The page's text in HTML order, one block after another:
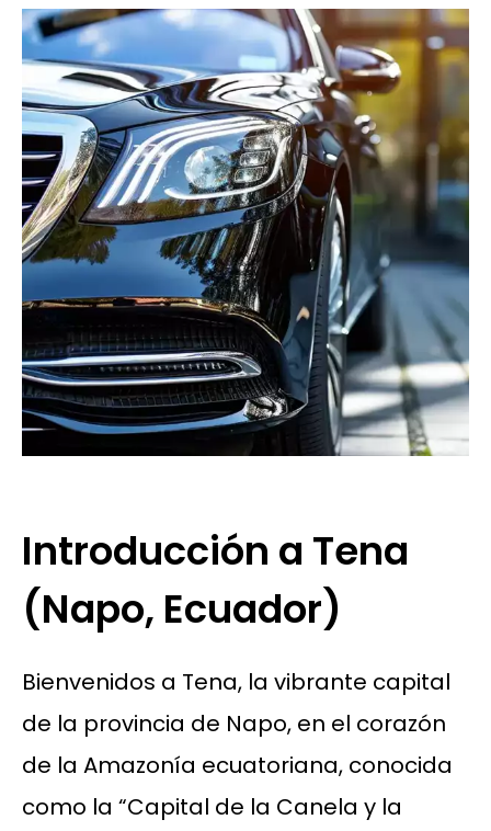
Introducción a Tena
(Napo, Ecuador)
Bienvenidos a Tena, la vibrante capital
de la provincia de Napo, en el corazón
de la Amazonía ecuatoriana, conocida
como la “Capital de la Canela y la